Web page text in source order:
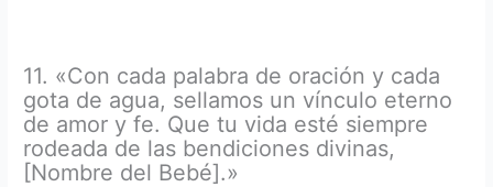
11. «Con cada palabra de oración y cada
gota de agua, sellamos un vínculo eterno
de amor y fe. Que tu vida esté siempre
rodeada de las bendiciones divinas,
[Nombre del Bebé].»